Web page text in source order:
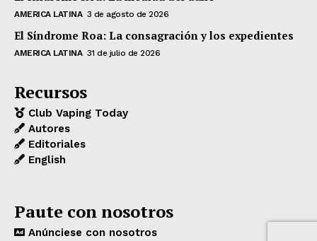
AMERICA LATINA 3 de agosto de 2026
El Síndrome Roa: La consagración y los expedientes
AMERICA LATINA 31 de julio de 2026
Recursos
Club Vaping Today
Autores
Editoriales
English
Paute con nosotros
Anúnciese con nosotros